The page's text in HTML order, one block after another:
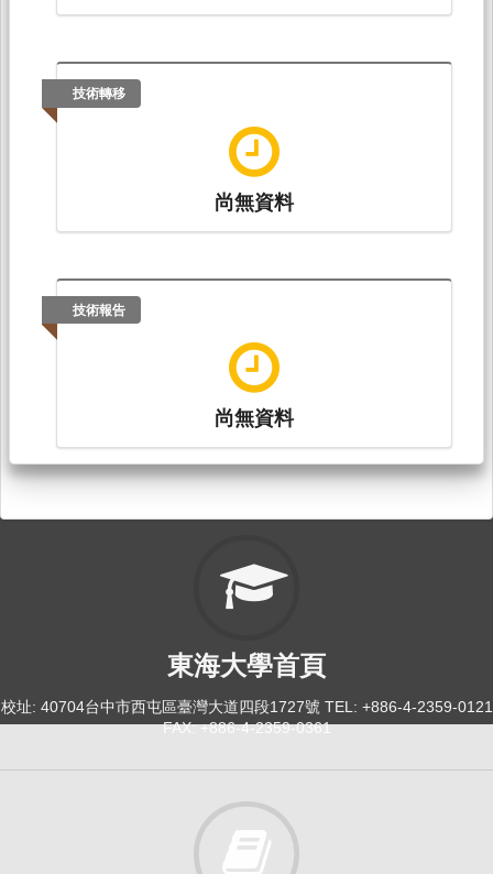
技術轉移
尚無資料
技術報告
尚無資料
東海大學首頁
校址: 40704台中市西屯區臺灣大道四段1727號 TEL: +886-4-2359-0121
FAX: +886-4-2359-0361